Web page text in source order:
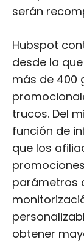
serán
Hubspot
desde la
más de 400
trucos. Del
función de
que los
parámetros
obtener